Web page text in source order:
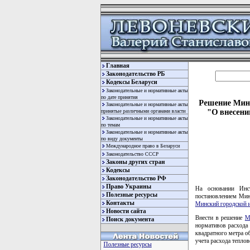
Главная
Законодательство РБ
Кодексы Беларуси
Законодательные и нормативные акты
по дате принятия
Законодательные и нормативные акты
принятые различными органами власти
Законодательные и нормативные акты
по темам
Законодательные и нормативные акты
по виду документы
Международное право в Беларуси
Законодательство СССР
Законы других стран
Кодексы
Законодательство РФ
Право Украины
Полезные ресурсы
Контакты
Новости сайта
Поиск документа
Полезные ресурсы
Решение
"О
На основании
постановлением
Минский городской
Внести в решение
нормативов
квадратного метра
учета расхода